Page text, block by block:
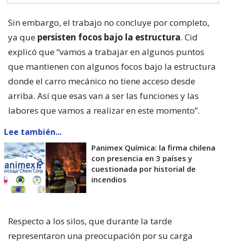
Sin embargo, el trabajo no concluye por completo,
ya que persisten focos bajo la estructura. Cid
explicó que “vamos a trabajar en algunos puntos
que mantienen con algunos focos bajo la estructura
donde el carro mecánico no tiene acceso desde
arriba. Así que esas van a ser las funciones y las
labores que vamos a realizar en este momento”.
Lee también...
Panimex Química: la firma chilena
con presencia en 3 países y
cuestionada por historial de
incendios
Respecto a los silos, que durante la tarde
representaron una preocupación por su carga